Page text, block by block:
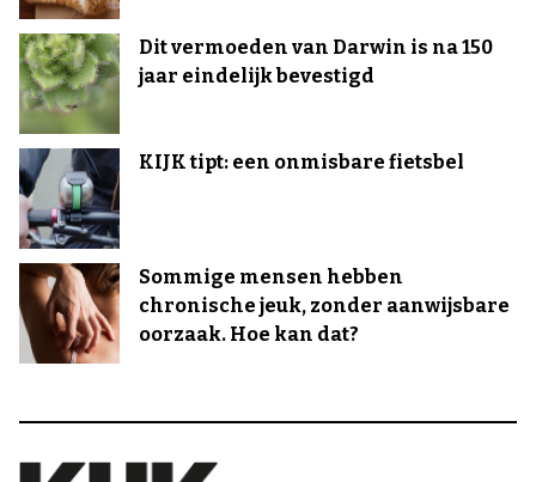
Dit vermoeden van Darwin is na 150
jaar eindelijk bevestigd
KIJK tipt: een onmisbare fietsbel
Sommige mensen hebben
chronische jeuk, zonder aanwijsbare
oorzaak. Hoe kan dat?